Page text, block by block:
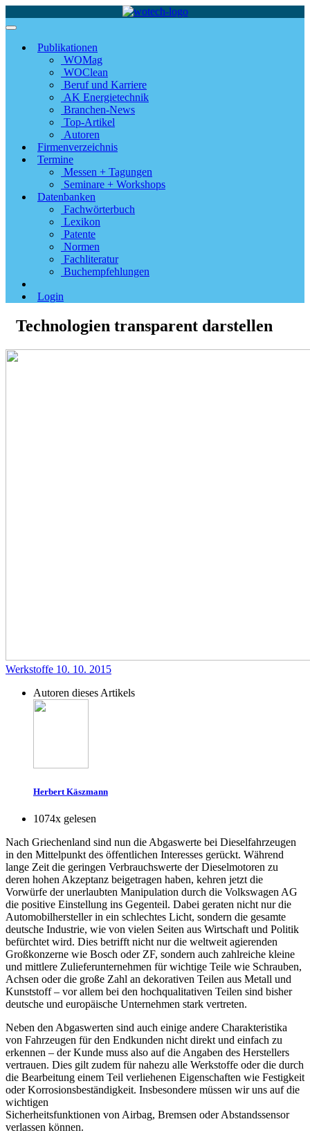
Publikationen
WOMag
WOClean
Beruf und Karriere
AK Energietechnik
Branchen-News
Top-Artikel
Autoren
Firmenverzeichnis
Termine
Messen + Tagungen
Seminare + Workshops
Datenbanken
Fachwörterbuch
Lexikon
Patente
Normen
Fachliteratur
Buchempfehlungen
Login
Technologien transparent darstellen
Werkstoffe 10. 10. 2015
Autoren dieses Artikels
Herbert Käszmann
1074x gelesen
Nach Griechenland sind nun die Abgaswerte bei Dieselfahrzeugen
in den Mittelpunkt des öffentlichen Interesses gerückt. Während
lange Zeit die geringen Verbrauchswerte der Dieselmotoren zu
deren hohen Akzeptanz beigetragen haben, kehren jetzt die
Vorwürfe der unerlaubten Manipulation durch die Volkswagen AG
die positive Einstellung ins Gegenteil. Dabei geraten nicht nur die
Automobilhersteller in ein schlechtes Licht, sondern die gesamte
deutsche Industrie, wie von vielen Seiten aus Wirtschaft und Politik
befürchtet wird. Dies betrifft nicht nur die weltweit agierenden
Großkonzerne wie Bosch oder ZF, sondern auch zahlreiche kleine
und mittlere Zulieferunternehmen für wichtige Teile wie Schrauben,
Achsen oder die große Zahl an dekorativen Teilen aus Metall und
Kunststoff – vor allem bei den hochqualitativen Teilen sind bisher
deutsche und europäische Unternehmen stark vertreten.
Neben den Abgaswerten sind auch einige andere Charakteristika
von Fahrzeugen für den Endkunden nicht direkt und einfach zu
erkennen – der Kunde muss also auf die Angaben des Herstellers
vertrauen. Dies gilt zudem für nahezu alle Werkstoffe oder die durch
die Bearbeitung einem Teil verliehenen Eigenschaften wie Festigkeit
oder Korrosionsbeständigkeit. Insbesondere müssen wir uns auf die
wichtigen
Sicherheitsfunktionen von Airbag, Bremsen oder Abstandssensor
verlassen können.